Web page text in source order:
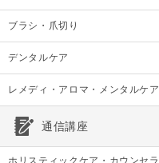
ブラシ・爪切り
デンタルケア
レメディ・アロマ・メンタルケア
通信講座
ホリスティックケア・カウンセラ